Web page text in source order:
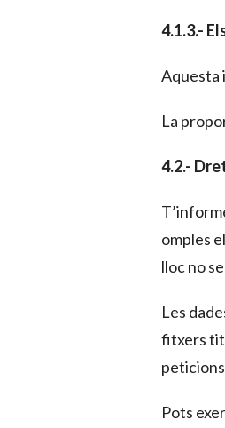
4.1.3.-
Aquesta
La
4.2.-
omples
lloc no
Les
fitxers
Pots